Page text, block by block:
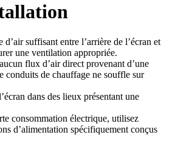
suffisant entre l’arrière de l’écran et
une ventilation appropriée.
flux d’air direct provenant d’une
conduits de chauffage ne souffle sur
dans des lieux présentant une
consommation électrique, utilisez
d’alimentation spécifiquement conçus